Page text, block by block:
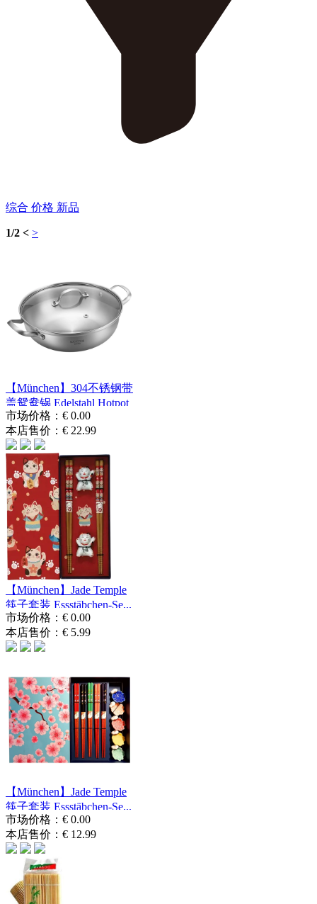
综合 价格 新品
1/2 < >
【München】304不锈钢带
盖鸳鸯锅 Edelstahl Hotpot
mi...
市场价格： € 0.00
本店售价： € 22.99
【München】Jade Temple
筷子套装 Essstäbchen-Se...
市场价格： € 0.00
本店售价： € 5.99
【München】Jade Temple
筷子套装 Essstäbchen-Se...
市场价格： € 0.00
本店售价： € 12.99